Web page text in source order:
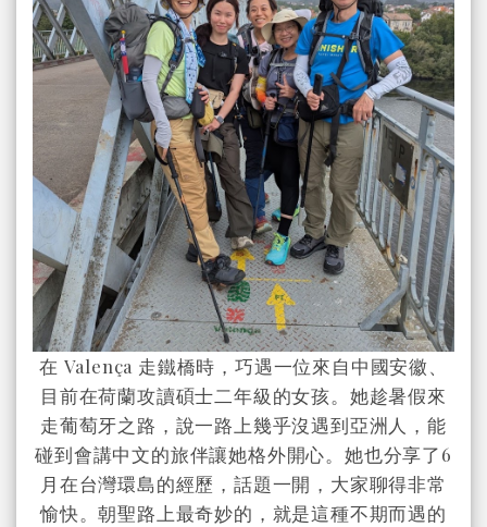
在 Valença 走鐵橋時，巧遇一位來自中國安徽、
目前在荷蘭攻讀碩士二年級的女孩。她趁暑假來
走葡萄牙之路，說一路上幾乎沒遇到亞洲人，能
碰到會講中文的旅伴讓她格外開心。她也分享了6
月在台灣環島的經歷，話題一開，大家聊得非常
愉快。朝聖路上最奇妙的，就是這種不期而遇的